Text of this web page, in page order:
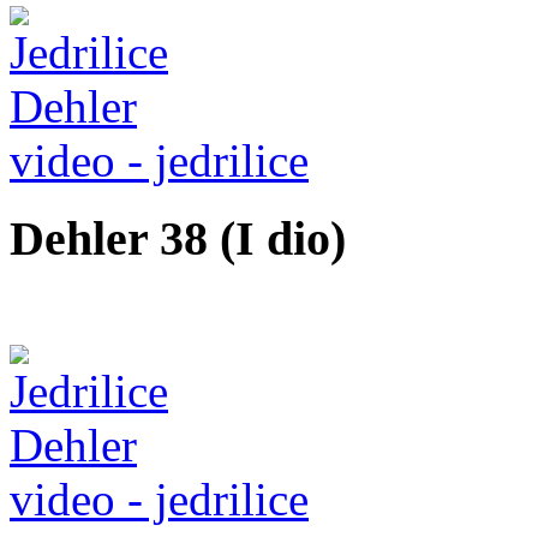
video - jedrilice
Dehler 38 (I dio)
video - jedrilice